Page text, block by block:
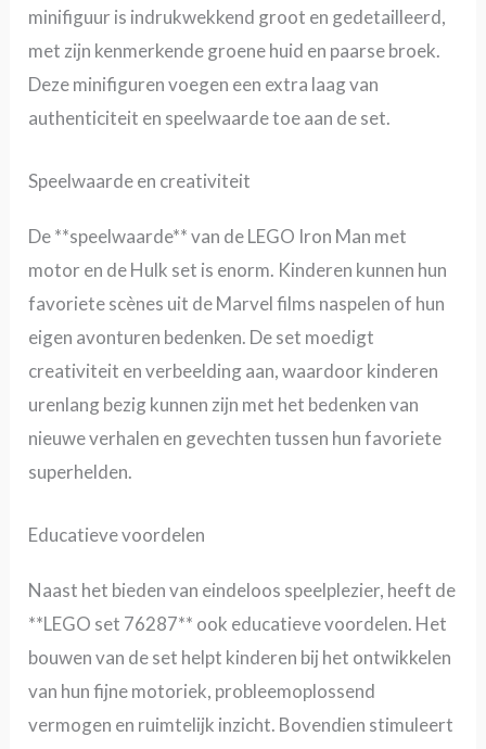
minifiguur is indrukwekkend groot en gedetailleerd,
met zijn kenmerkende groene huid en paarse broek.
Deze minifiguren voegen een extra laag van
authenticiteit en speelwaarde toe aan de set.
Speelwaarde en creativiteit
De **speelwaarde** van de LEGO Iron Man met
motor en de Hulk set is enorm. Kinderen kunnen hun
favoriete scènes uit de Marvel films naspelen of hun
eigen avonturen bedenken. De set moedigt
creativiteit en verbeelding aan, waardoor kinderen
urenlang bezig kunnen zijn met het bedenken van
nieuwe verhalen en gevechten tussen hun favoriete
superhelden.
Educatieve voordelen
Naast het bieden van eindeloos speelplezier, heeft de
**LEGO set 76287** ook educatieve voordelen. Het
bouwen van de set helpt kinderen bij het ontwikkelen
van hun fijne motoriek, probleemoplossend
vermogen en ruimtelijk inzicht. Bovendien stimuleert